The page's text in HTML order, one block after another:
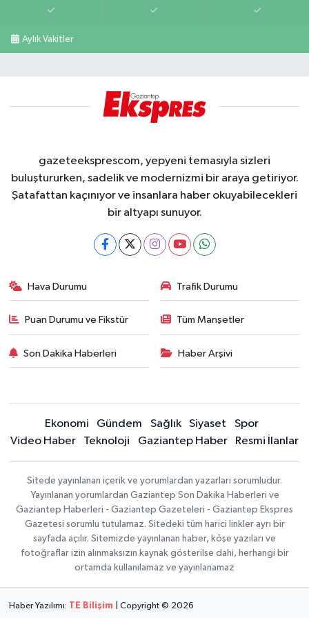
Aylık Vakitler
gazeteeksprescom, yepyeni temasıyla sizleri
buluştururken, sadelik ve modernizmi bir araya getiriyor.
Şatafattan kaçınıyor ve insanlara haber okuyabilecekleri
bir altyapı sunuyor.
Hava Durumu Trafik Durumu
Puan Durumu ve Fikstür Tüm Manşetler
Son Dakika Haberleri Haber Arşivi
Ekonomi Gündem Sağlık Siyaset
Spor
Video Haber
Teknoloji Gaziantep Haber Resmi İlanlar
Sitede yayınlanan içerik ve yorumlardan yazarları sorumludur.
Yayınlanan yorumlardan Gaziantep Son Dakika Haberleri ve
Gaziantep Haberleri - Gaziantep Gazeteleri - Gaziantep Ekspres
Gazetesi sorumlu tutulamaz. Sitedeki tüm harici linkler ayrı bir
sayfada açılır. Sitemizde yayınlanan haber, köşe yazıları ve
fotoğraflar izin alınmaksızın kaynak gösterilse dahi, herhangi bir
ortamda kullanılamaz ve yayınlanamaz
Haber Yazılımı: TE Bilişim | Copyright © 2026